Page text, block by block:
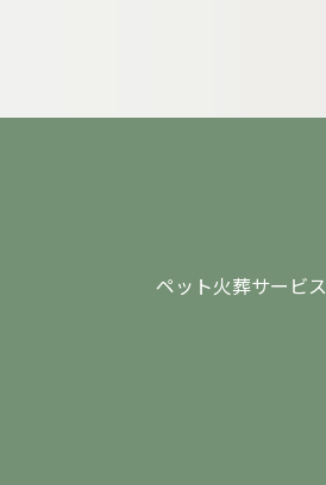
ペット火葬サービス